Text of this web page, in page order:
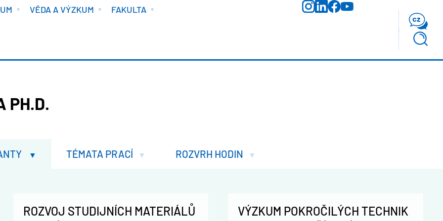
VĚDA A VÝZKUM FAKULTA
cz
PH.D.
TÉMATA PRACÍ ROZVRH HODIN
ROZVOJ STUDIJNÍCH MATERIÁLŮ
VÝZKUM POKROČILÝCH TECHNIK